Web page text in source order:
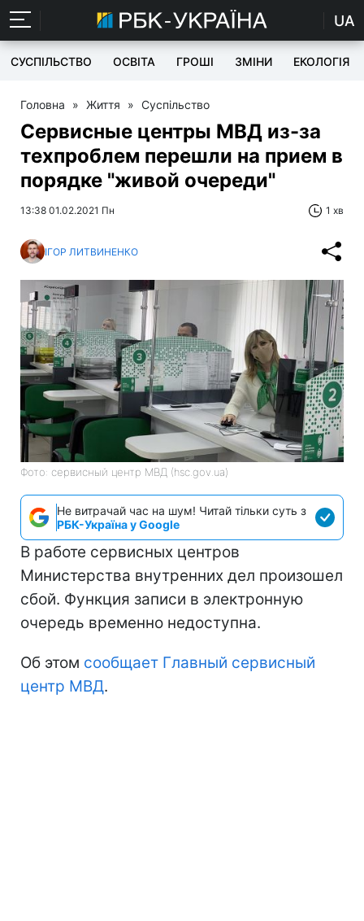
UA
СУСПІЛЬСТВО ОСВІТА ГРОШІ ЗМІНИ ЕКОЛОГІЯ
Головна » Життя » Суспільство
Сервисные центры МВД из-за
техпроблем перешли на прием в
порядке "живой очереди"
13:38 01.02.2021 Пн 1 хв
ІГОР ЛИТВИНЕНКО
Фото: сервисный центр МВД (hsc.gov.ua)
Не витрачай час на шум! Читай тільки суть з
РБК-Україна у Google
В работе сервисных центров
Министерства внутренних дел произошел
сбой. Функция записи в электронную
очередь временно недоступна.
Об этом сообщает Главный сервисный
центр МВД.